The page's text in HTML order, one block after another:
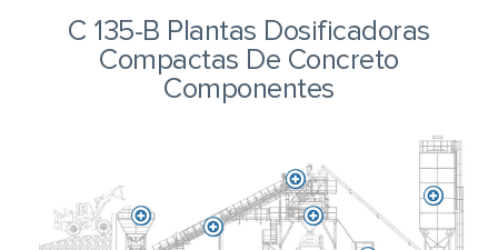
C 135-B Plantas Dosificadoras
Compactas De Concreto
Componentes